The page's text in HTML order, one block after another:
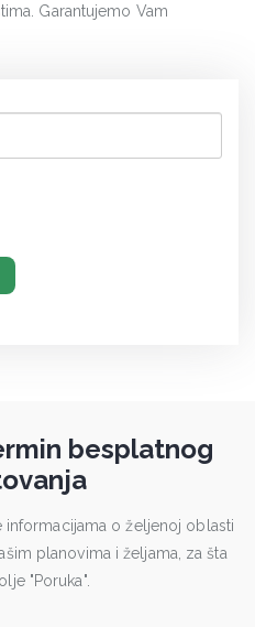
Garantujemo Vam
besplatnog
o željenoj oblasti
planovima i željama, za šta
"Poruka".